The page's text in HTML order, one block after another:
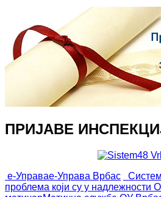
ПРИЈАВЕ
е-Управае-Управа Врбас
проблема који су у надлежности